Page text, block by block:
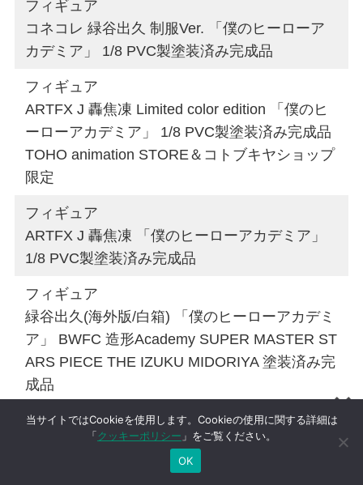
フィギュア
コネコレ 緑谷出久 制服Ver. 「僕のヒーローア
カデミア」 1/8 PVC製塗装済み完成品
フィギュア
ARTFX J 轟焦凍 Limited color edition 「僕のヒ
ーローアカデミア」 1/8 PVC製塗装済み完成品
TOHO animation STORE＆コトブキヤショップ
限定
フィギュア
ARTFX J 轟焦凍 「僕のヒーローアカデミア」
1/8 PVC製塗装済み完成品
フィギュア
緑谷出久(海外版/白箱) 「僕のヒーローアカデミ
ア」 BWFC 造形Academy SUPER MASTER ST
ARS PIECE THE IZUKU MIDORIYA 塗装済み完
成品
フィギュア
僕のヒーローアカデミア ジャンプ50周年 ロゴ
当サイトではCookieを使用します。Cookieの使用に関する詳細は
「クッキーポリシー 」をご覧ください。
OK